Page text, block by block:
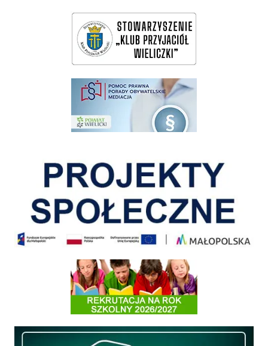
wieliczka-wieliczanie na bis
pomoc prawna wieliczka
Informacja o terminach rekrutacji na rok szkolny 2026/2027
Międzyzakładowa Kasa Zapomogowo - Pożyczkowa